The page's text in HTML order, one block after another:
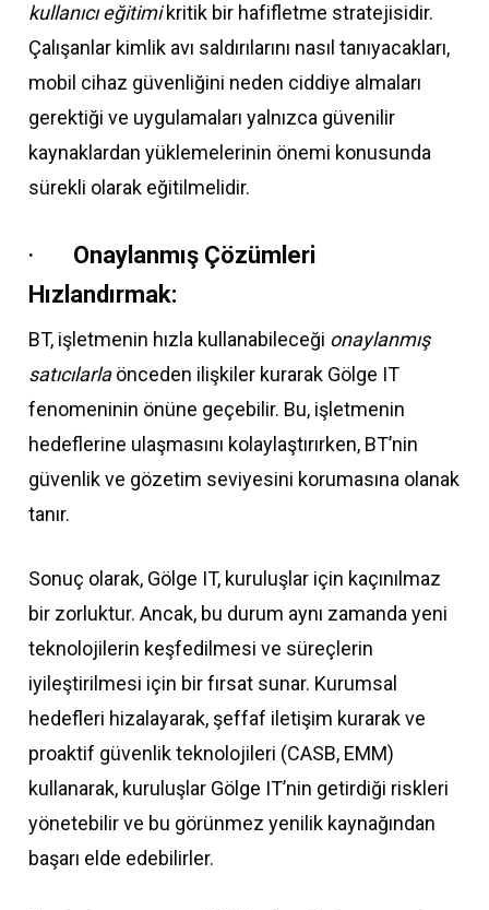
kullanıcı eğitimikritik bir hafifletme stratejisidir.
Çalışanlar kimlik avı saldırılarını nasıl tanıyacakları,
mobil cihaz güvenliğini neden ciddiye almaları
gerektiği ve uygulamaları yalnızca güvenilir
kaynaklardan yüklemelerinin önemi konusunda
sürekli olarak eğitilmelidir.
·
Onaylanmış Çözümleri
Hızlandırmak:
BT, işletmenin hızla kullanabileceği onaylanmış
satıcılarlaönceden ilişkiler kurarak Gölge IT
fenomeninin önüne geçebilir. Bu, işletmenin
hedeflerine ulaşmasını kolaylaştırırken, BT’nin
güvenlik ve gözetim seviyesini korumasına olanak
tanır.
Sonuç olarak, Gölge IT, kuruluşlar için kaçınılmaz
bir zorluktur. Ancak, bu durum aynı zamanda yeni
teknolojilerin keşfedilmesi ve süreçlerin
iyileştirilmesi için bir fırsat sunar. Kurumsal
hedefleri hizalayarak, şeffaf iletişim kurarak ve
proaktif güvenlik teknolojileri (CASB, EMM)
kullanarak, kuruluşlar Gölge IT’nin getirdiği riskleri
yönetebilir ve bu görünmez yenilik kaynağından
başarı elde edebilirler.